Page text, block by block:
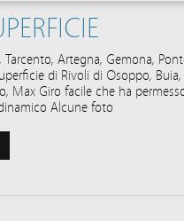
Tarcento, Artegna, Gemona,
di Rivoli di Osoppo,
Max Giro facile che ha
Alcune foto